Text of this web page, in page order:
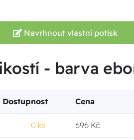
Navrhnout vlastní potisk
- barva
Dostupnost Cena
0 ks 696 Kč